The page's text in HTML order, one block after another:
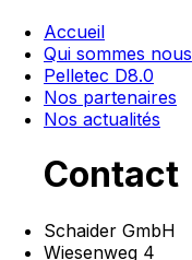
Accueil
Qui sommes nous
Pelletec D8.0
Nos partenaires
Nos actualités
Contact
Schaider GmbH
Wiesenweg 4